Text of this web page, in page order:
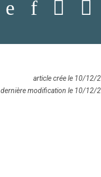
article crée le 10/12/
dernière modification le 10/12/